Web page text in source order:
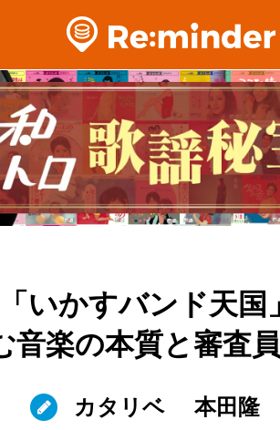
いかすバンド天国
音楽の本質と審査
カタリベ 本田隆